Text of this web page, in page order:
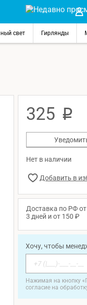
свет Гирлянды
325 p
Нет в наличии
Доставка по РФ от
3 дней и от 150 ₽
Хочу, чтобы
Нажимая на кнопку
согласие на